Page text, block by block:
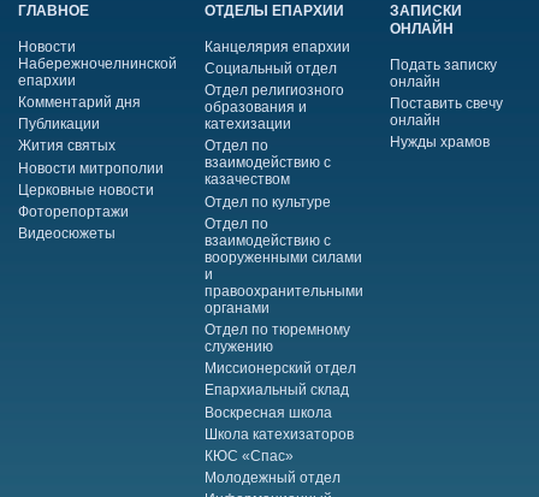
ГЛАВНОЕ
Новости
Набережночелнинской
епархии
Комментарий дня
Публикации
Жития святых
Новости митрополии
Церковные новости
Фоторепортажи
Видеосюжеты
ОТДЕЛЫ ЕПАРХИИ
Канцелярия епархии
Социальный отдел
Отдел религиозного
образования и
катехизации
Отдел по
взаимодействию с
казачеством
Отдел по культуре
Отдел по
взаимодействию с
вооруженными силами
и
правоохранительными
органами
Отдел по тюремному
служению
Миссионерский отдел
Епархиальный склад
Воскресная школа
Школа катехизаторов
КЮС «Спас»
Молодежный отдел
ЗАПИСКИ
ОНЛАЙН
Подать записку
онлайн
Поставить свечу
онлайн
Нужды храмов